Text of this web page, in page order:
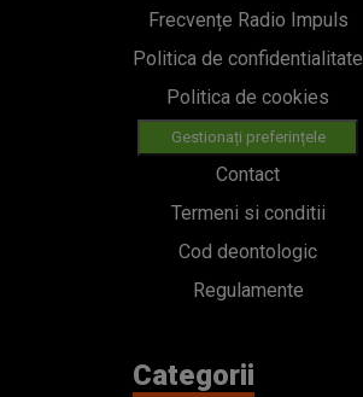
Frecvențe Radio Impuls
Politica de confidentialitate
Politica de cookies
Gestionați preferințele
Contact
Termeni si conditii
Cod deontologic
Regulamente
Categorii